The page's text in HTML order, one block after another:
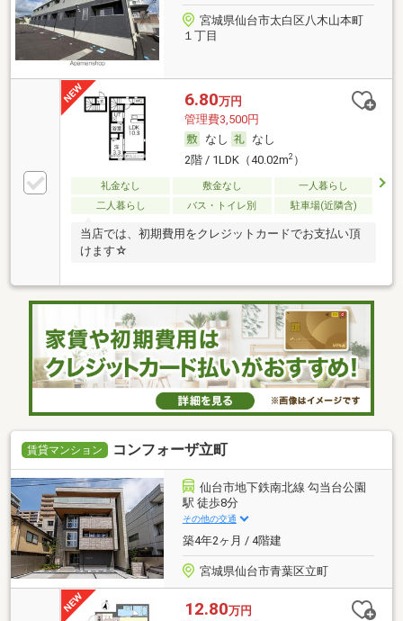
宮城県仙台市太白区八木山本町
１丁目
6.80万円
管理費3,500円
なし
なし
2階 / 1LDK（40.02m2）
礼金なし 敷金なし
一人暮らし
二人暮らし
バス・トイレ別 駐車場(近隣含)
当店では、初期費用をクレジットカードでお支払い頂
けます☆
賃貸マンション コンフォーザ立町
仙台市地下鉄南北線 勾当台公園
駅 徒歩8分
その他の交通
築4年2ヶ月 / 4階建
宮城県仙台市青葉区立町
12.80万円